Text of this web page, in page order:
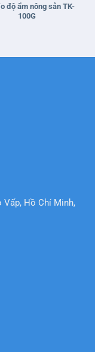
độ ẩm nông sản TK-
100G
Hồ Chí Minh,